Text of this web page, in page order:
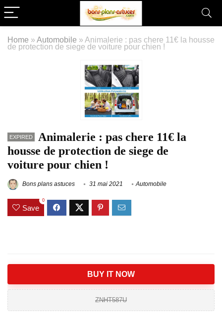
Home » Automobile » Animalerie : pas chere 11€ la housse
de protection de siege de voiture pour chien !
EXPIRED
Animalerie : pas chere 11€ la
housse de protection de siege de
voiture pour chien !
Bons plans astuces 31 mai 2021 Automobile
Save
0
BUY IT NOW
ZNHT587U